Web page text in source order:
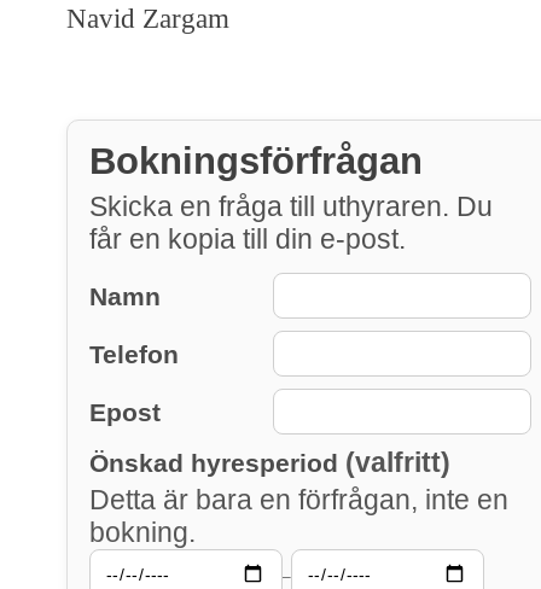
Navid Zargam
Bokningsförfrågan
Skicka en fråga till uthyraren. Du
får en kopia till din e-post.
Namn
Telefon
Epost
Önskad hyresperiod (valfritt)
Detta är bara en förfrågan, inte en
bokning.
–